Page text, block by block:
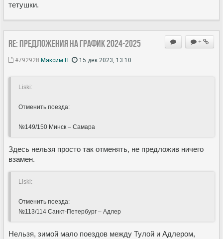
тетушки.
+
Re: Предложения на график 2024-2025
#792928 Максим П. 15 дек 2023, 13:10
Liski:
Отменить поезда:
№149/150 Минск – Самара
Здесь нельзя просто так отменять, не предложив ничего
взамен.
Liski:
Отменить поезда:
№113/114 Санкт-Петербург – Адлер
Нельзя, зимой мало поездов между Тулой и Адлером,